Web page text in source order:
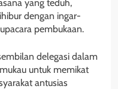
yang teduh,
dengan ingar-
pembukaan.
delegasi dalam
untuk memikat
antusias